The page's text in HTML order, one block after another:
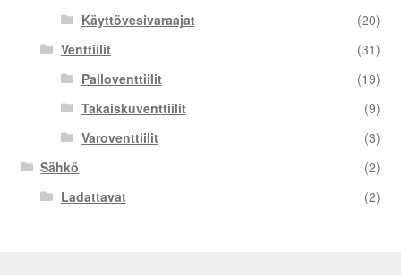
Käyttövesivaraajat
(20)
Venttiilit
(31)
Palloventtiilit
(19)
Takaiskuventtiilit
(9)
Varoventtiilit
(3)
Sähkö
(2)
Ladattavat
(2)